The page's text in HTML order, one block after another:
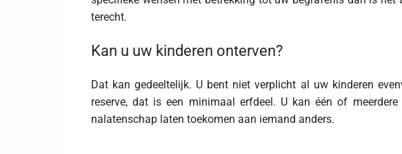
terecht.
Kan u uw kinderen onterven?
Dat kan gedeeltelijk. U bent niet verplicht al uw kinderen
reserve, dat is een minimaal erfdeel. U kan één of
nalatenschap laten toekomen aan iemand anders.